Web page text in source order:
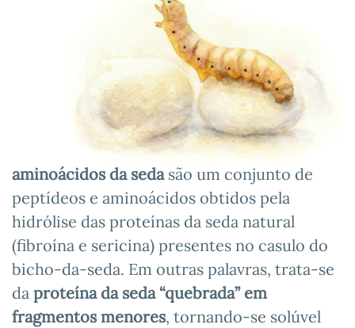
aminoácidos da sedasão um conjunto de
peptídeos e aminoácidos obtidos pela
hidrólise das proteínas da seda natural
(fibroína e sericina) presentes no casulo do
bicho-da-seda. Em outras palavras, trata-se
da proteína da seda “quebrada” em
fragmentos menores, tornando-se solúvel